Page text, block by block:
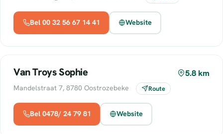
Bel 00 32 56 67 14 41 Website
Van Troys Sophie 5.8 km
Mandelstraat 7, 8780 Oostrozebeke Route
Bel 0478/ 24 79 81 Website